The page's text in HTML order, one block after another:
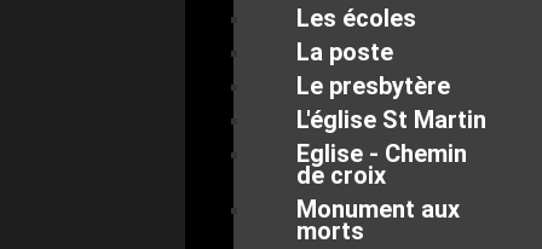
Les écoles
La poste
Le presbytère
L'église St Martin
Eglise - Chemin
de croix
Monument aux
morts